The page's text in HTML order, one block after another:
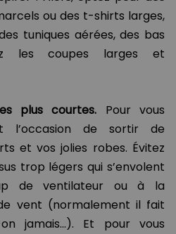
ou des t-shirts larges,
tuniques aérées, des bas
les coupes larges et
plus courtes. Pour vous
l’occasion de sortir de
et vos jolies robes. Évitez
trop légers qui s’envolent
de ventilateur ou à la
vent (normalement il fait
jamais...). Et pour vous